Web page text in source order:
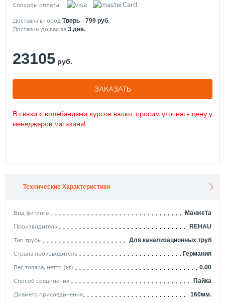
Способы оплаты:
Доставка в город Тверь - 799 руб.
Доставим до вас за 3 дня.
23105 руб.
ЗАКАЗАТЬ
В связи с колебаниями курсов валют, просим уточнять цену у
менеджеров магазина!
Технические Характеристики
Вид фитинга Манжета
Производитель REHAU
Тип трубы Для канализационных труб
Страна производитель Германия
Вес товара, нетто (кг) 0.00
Способ соединения Пайка
Диаметр присоединения 160мм.